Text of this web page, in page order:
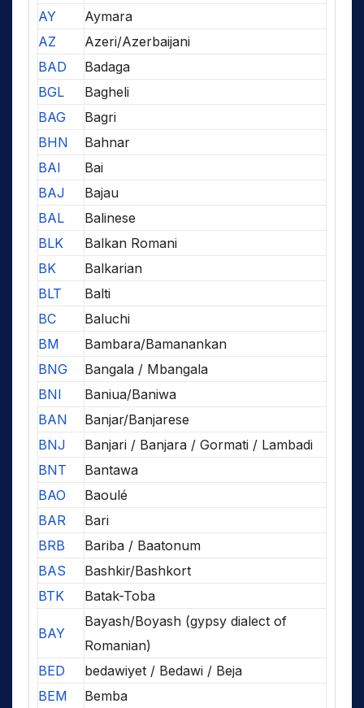
AY
Aymara
AZ
Azeri/Azerbaijani
BAD
Badaga
BGL
Bagheli
BAG
Bagri
BHN
Bahnar
BAI
Bai
BAJ
Bajau
BAL
Balinese
BLK
Balkan Romani
BK
Balkarian
BLT
Balti
BC
Baluchi
BM
Bambara/Bamanankan
BNG
Bangala / Mbangala
BNI
Baniua/Baniwa
BAN
Banjar/Banjarese
BNJ
Banjari / Banjara / Gormati / Lambadi
BNT
Bantawa
BAO
Baoulé
BAR
Bari
BRB
Bariba / Baatonum
BAS
Bashkir/Bashkort
BTK
Batak-Toba
BAY
Bayash/Boyash (gypsy dialect of
Romanian)
BED
bedawiyet / Bedawi / Beja
BEM
Bemba